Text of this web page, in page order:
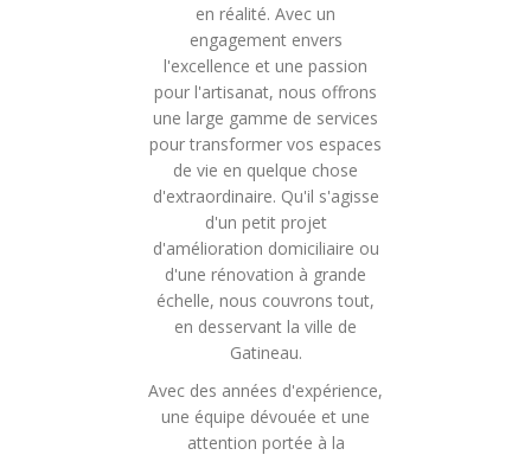
en réalité. Avec un
engagement envers
l'excellence et une passion
pour l'artisanat, nous offrons
une large gamme de services
pour transformer vos espaces
de vie en quelque chose
d'extraordinaire. Qu'il s'agisse
d'un petit projet
d'amélioration domiciliaire ou
d'une rénovation à grande
échelle, nous couvrons tout,
en desservant la ville de
Gatineau.
Avec des années d'expérience,
une équipe dévouée et une
attention portée à la